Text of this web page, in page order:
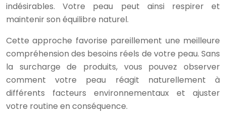
indésirables. Votre peau peut ainsi respirer et
maintenir son équilibre naturel.
Cette approche favorise pareillement une meilleure
compréhension des besoins réels de votre peau. Sans
la surcharge de produits, vous pouvez observer
comment votre peau réagit naturellement à
différents facteurs environnementaux et ajuster
votre routine en conséquence.